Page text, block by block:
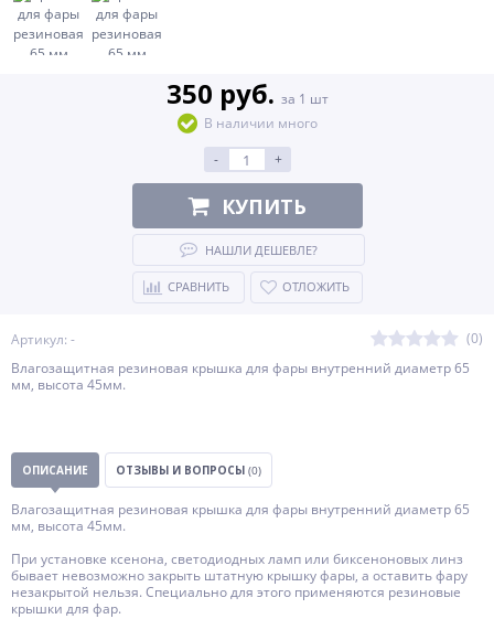
Артикул: -
(0)
Влагозащитная резиновая крышка для фары внутренний диаметр 65
мм, высота 45мм.
350 руб. за 1 шт
В наличии много
-
+
КУПИТЬ
НАШЛИ ДЕШЕВЛЕ?
СРАВНИТЬ ОТЛОЖИТЬ
ОПИСАНИЕ ОТЗЫВЫ И ВОПРОСЫ (0)
Влагозащитная резиновая крышка для фары внутренний диаметр 65
мм, высота 45мм.
При установке ксенона, светодиодных ламп или биксеноновых линз
бывает невозможно закрыть штатную крышку фары, а оставить фару
незакрытой нельзя. Специально для этого применяются резиновые
крышки для фар.